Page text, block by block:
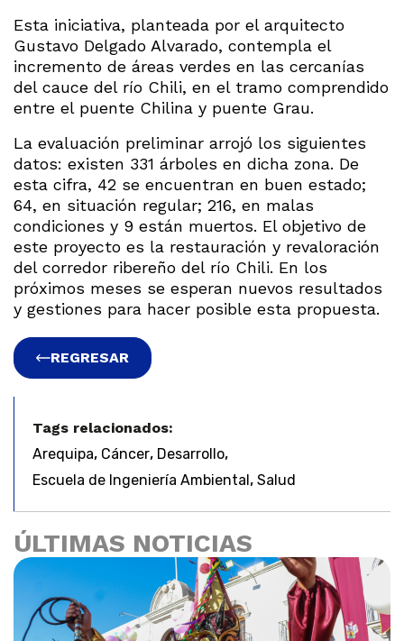
Esta iniciativa, planteada por el arquitecto
Gustavo Delgado Alvarado, contempla el
incremento de áreas verdes en las cercanías
del cauce del río Chili, en el tramo comprendido
entre el puente Chilina y puente Grau.
La evaluación preliminar arrojó los siguientes
datos: existen 331 árboles en dicha zona. De
esta cifra, 42 se encuentran en buen estado;
64, en situación regular; 216, en malas
condiciones y 9 están muertos. El objetivo de
este proyecto es la restauración y revaloración
del corredor ribereño del río Chili. En los
próximos meses se esperan nuevos resultados
y gestiones para hacer posible esta propuesta.
REGRESAR
Tags relacionados:
Arequipa, Cáncer, Desarrollo,
Escuela de Ingeniería Ambiental, Salud
ÚLTIMAS NOTICIAS